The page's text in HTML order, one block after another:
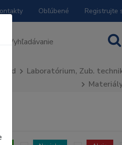
Obľúbené Registrujte
Laboratórium, Zub.